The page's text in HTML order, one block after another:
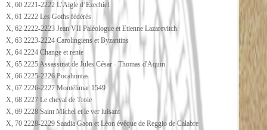
X, 60 2221-2222 L’Aigle d’Ezechiel
X, 61 2222 Les Goths fédérés
X, 62 2222-2223 Jean VII Paléologue et Etienne Lazarevitch
X, 63 2223-2224 Carolingiens et Byzantins
X, 64 2224 Change et rente
X, 65 2225 Assassinat de Jules César - Thomas d'Aquin
X, 66 2225-2226 Pocahontas
X, 67 2226-2227 Montélimar 1549
X, 68 2227 Le cheval de Troie
X, 69 2228 Saint Michel et le ver luisant
X, 70 2228-2229 Saadia Gaon et Léon évêque de Reggio de Calabre